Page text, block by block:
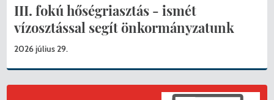
III. fokú hőségriasztás - ismét
vízosztással segít önkormányzatunk
2026 július 29.